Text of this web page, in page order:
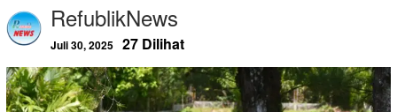
RefublikNews
Juli 30, 2025 27 Dilihat